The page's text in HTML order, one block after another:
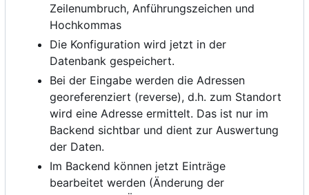
Zeilenumbruch, Anführungszeichen und
Hochkommas
Die Konfiguration wird jetzt in der
Datenbank gespeichert.
Bei der Eingabe werden die Adressen
georeferenziert (reverse), d.h. zum Standort
wird eine Adresse ermittelt. Das ist nur im
Backend sichtbar und dient zur Auswertung
der Daten.
Im Backend können jetzt Einträge
bearbeitet werden (Änderung der